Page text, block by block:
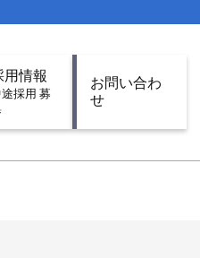
用情報
採用 募
お問い合わ
せ